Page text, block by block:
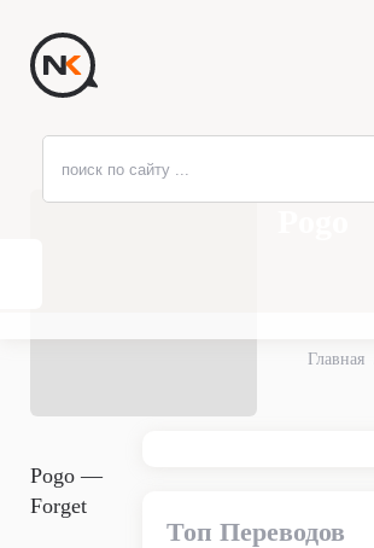
Главная
Pogo —
Forget
Топ Переводов